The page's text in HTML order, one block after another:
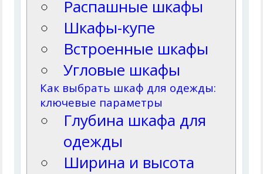
Распашные шкафы
Шкафы-купе
Встроенные шкафы
Угловые шкафы
Как выбрать шкаф для одежды:
ключевые параметры
Глубина шкафа для
одежды
Ширина и высота